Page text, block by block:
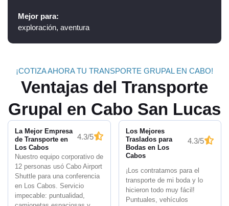
Mejor para:
exploración, aventura
¡COTIZA AHORA TU TRANSPORTE GRUPAL EN CABO!
Ventajas del Transporte
Grupal en Cabo San Lucas
La Mejor Empresa
de Transporte en
Los Cabos
4.3/5
Nuestro equipo corporativo de
12 personas usó Cabo Airport
Shuttle para una conferencia
en Los Cabos. Servicio
impecable: puntualidad,
Los Mejores
Traslados para
Bodas en Los
Cabos
4.3/5
¡Los contratamos para el
transporte de mi boda y lo
hicieron todo muy fácil!
Puntuales, vehículos